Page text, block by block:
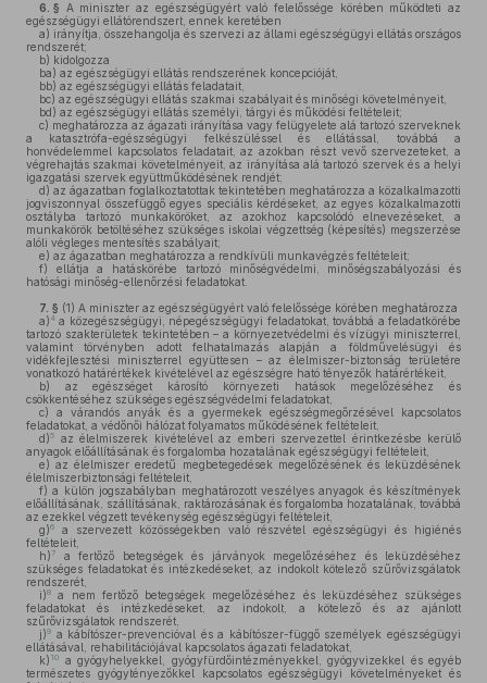
6. § A miniszter az egészségügyért való felelőssége körében működteti az
egészségügyi ellátórendszert, ennek keretében
a) irányítja, összehangolja és szervezi az állami egészségügyi ellátás országos
rendszerét;
b) kidolgozza
ba) az egészségügyi ellátás rendszerének koncepcióját,
bb) az egészségügyi ellátás feladatait,
bc) az egészségügyi ellátás szakmai szabályait és minőségi követelményeit,
bd) az egészségügyi ellátás személyi, tárgyi és működési feltételeit;
c) meghatározza az ágazati irányítása vagy felügyelete alá tartozó szerveknek
a katasztrófa-egészségügyi felkészüléssel és ellátással, továbbá a
honvédelemmel kapcsolatos feladatait, az azokban részt vevő szervezeteket, a
végrehajtás szakmai követelményeit, az irányítása alá tartozó szervek és a helyi
igazgatási szervek együttműködésének rendjét;
d) az ágazatban foglalkoztatottak tekintetében meghatározza a közalkalmazotti
jogviszonnyal összefüggő egyes speciális kérdéseket, az egyes közalkalmazotti
osztályba tartozó munkaköröket, az azokhoz kapcsolódó elnevezéseket, a
munkakörök betöltéséhez szükséges iskolai végzettség (képesítés) megszerzése
alóli végleges mentesítés szabályait;
e) az ágazatban meghatározza a rendkívüli munkavégzés feltételeit;
f) ellátja a hatáskörébe tartozó minőségvédelmi, minőségszabályozási és
hatósági minőség-ellenőrzési feladatokat.
7. § (1) A miniszter az egészségügyért való felelőssége körében meghatározza
a)4 a közegészségügyi, népegészségügyi feladatokat, továbbá a feladatkörébe
tartozó szakterületek tekintetében – a környezetvédelmi és vízügyi miniszterrel,
valamint törvényben adott felhatalmazás alapján a földművelésügyi és
vidékfejlesztési miniszterrel együttesen – az élelmiszer-biztonság területére
vonatkozó határértékek kivételével az egészségre ható tényezők határértékeit,
b) az egészséget károsító környezeti hatások megelőzéséhez és
csökkentéséhez szükséges egészségvédelmi feladatokat,
c) a várandós anyák és a gyermekek egészségmegőrzésével kapcsolatos
feladatokat, a védőnői hálózat folyamatos működésének feltételeit,
d)5
az élelmiszerek kivételével az emberi szervezettel érintkezésbe kerülő
anyagok előállításának és forgalomba hozatalának egészségügyi feltételeit,
e) az élelmiszer eredetű megbetegedések megelőzésének és leküzdésének
élelmiszerbiztonsági feltételeit,
f) a külön jogszabályban meghatározott veszélyes anyagok és készítmények
előállításának, szállításának, raktározásának és forgalomba hozatalának, továbbá
az ezekkel végzett tevékenység egészségügyi feltételeit,
g)6
a szervezett közösségekben való részvétel egészségügyi és higiénés
feltételeit,
h)7
a fertőző betegségek és járványok megelőzéséhez és leküzdéséhez
szükséges feladatokat és intézkedéseket, az indokolt kötelező szűrővizsgálatok
rendszerét,
i)8
a nem fertőző betegségek megelőzéséhez és leküzdéséhez szükséges
feladatokat és intézkedéseket, az indokolt, a kötelező és az ajánlott
szűrővizsgálatok rendszerét,
j)9 a kábítószer-prevencióval és a kábítószer-függő személyek egészségügyi
ellátásával, rehabilitációjával kapcsolatos ágazati feladatokat,
k) 10
a gyógyhelyekkel, gyógyfürdőintézményekkel, gyógyvizekkel és egyéb
természetes gyógytényezőkkel kapcsolatos egészségügyi követelményeket és